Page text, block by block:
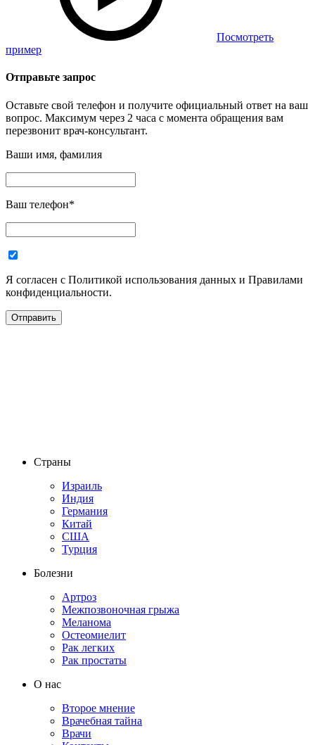
Посмотреть
пример
Отправьте запрос
Оставьте свой телефон и получите официальный ответ на ваш
вопрос. Максимум через 2 часа с момента обращения вам
перезвонит врач-консультант.
Ваши имя, фамилия
Ваш телефон*
Я согласен с Политикой использования данных и Правилами
конфиденциальности.
Страны
Израиль
Индия
Германия
Китай
США
Турция
Болезни
Артроз
Межпозвоночная грыжа
Меланома
Остеомиелит
Рак легких
Рак простаты
О нас
Второе мнение
Врачебная тайна
Врачи